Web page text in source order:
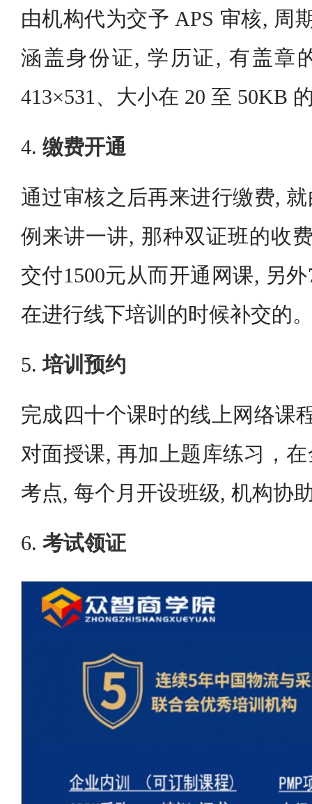
由机构代为交予 APS 审核, 周
涵盖身份证, 学历证, 有盖章
413×531、大小在 20 至 50KB
4. 缴费开通
通过审核之后再来进行缴费,
例来讲一讲, 那种双证班的收
交付1500元从而开通网课, 另
在进行线下培训的时候补交的
5.培训预约
完成四十个课时的线上网络课
对面授课, 再加上题库练习，
考点, 每个月开设班级, 机构协
6. 考试领证